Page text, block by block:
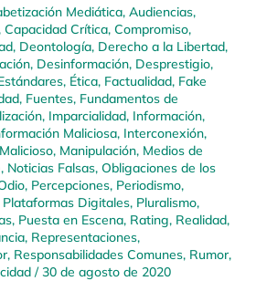
Mediática, Audiencias,
, Capacidad Crítica, Compromiso,
, Deontología, Derecho a la Libertad,
, Desinformación, Desprestigio,
, Ética, Factualidad, Fake
, Fuentes, Fundamentos de
, Imparcialidad, Información,
Maliciosa, Interconexión,
Malicioso, Manipulación, Medios de
, Noticias Falsas, Obligaciones de los
, Percepciones, Periodismo,
Plataformas Digitales, Pluralismo,
, Puesta en Escena, Rating, Realidad,
, Representaciones,
, Responsabilidades Comunes, Rumor,
/30 de agosto de 2020